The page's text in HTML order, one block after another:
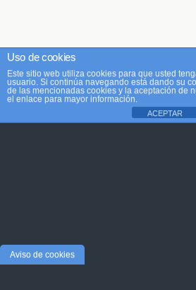
Uso de cookies
Este sitio web utiliza cookies para que usted
usuario. Si continúa navegando está dando su
de las mencionadas cookies y la aceptación de
el enlace para mayor información.
ACEPTAR
Aviso de cookies